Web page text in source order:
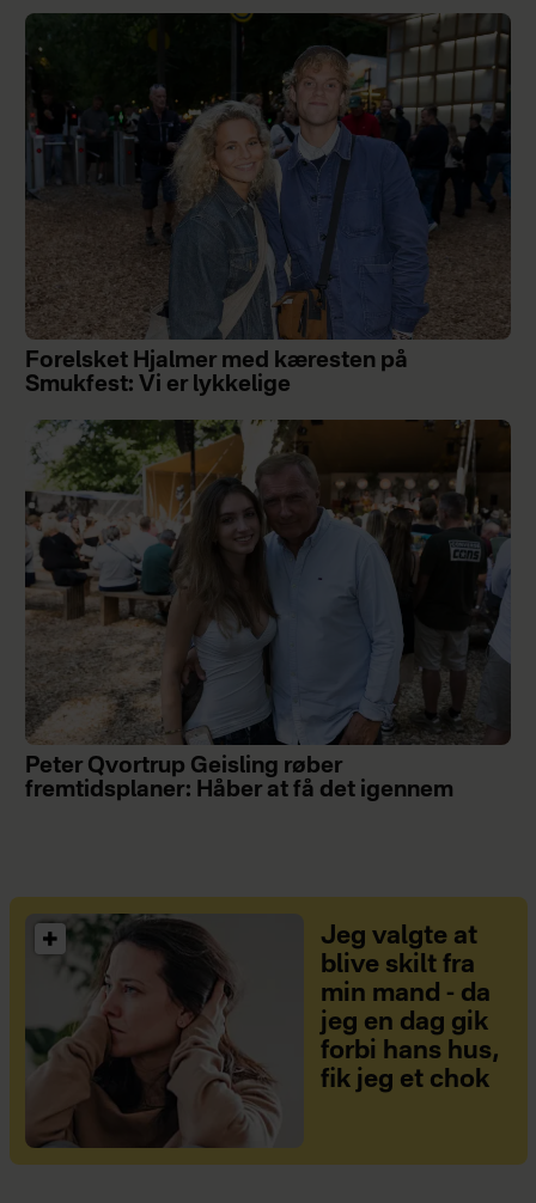
Forelsket Hjalmer med kæresten på
Smukfest: Vi er lykkelige
Peter Qvortrup Geisling røber
fremtidsplaner: Håber at få det igennem
Jeg valgte at
blive skilt fra
min mand - da
jeg en dag gik
forbi hans hus,
fik jeg et chok